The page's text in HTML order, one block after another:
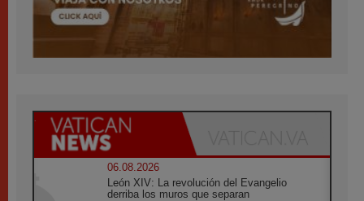
06.08.2026
León XIV: La revolución del Evangelio
derriba los muros que separan